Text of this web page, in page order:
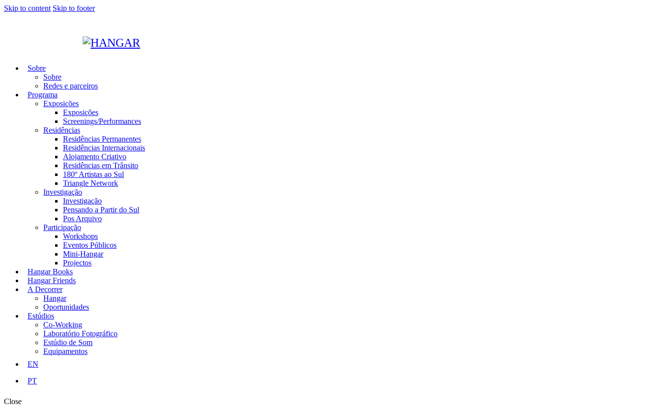
Skip to content Skip to footer
Sobre
Sobre
Redes e parceiros
Programa
Exposições
Exposições
Screenings/Performances
Residências
Residências Permanentes
Residências Internacionais
Alojamento Criativo
Residências em Trânsito
180º Artistas ao Sul
Triangle Network
Investigação
Investigação
Pensando a Partir do Sul
Pos Arquivo
Participação
Workshops
Eventos Públicos
Mini-Hangar
Projectos
Hangar Books
Hangar Friends
A Decorrer
Hangar
Oportunidades
Estúdios
Co-Working
Laboratório Fotográfico
Estúdio de Som
Equipamentos
EN
PT
Close